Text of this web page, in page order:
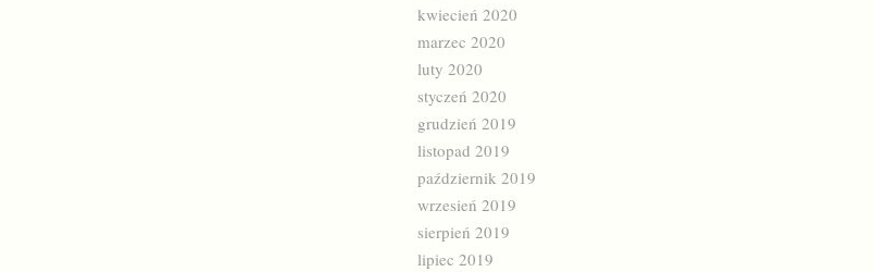
kwiecień 2020
marzec 2020
luty 2020
styczeń 2020
grudzień 2019
listopad 2019
październik 2019
wrzesień 2019
sierpień 2019
lipiec 2019